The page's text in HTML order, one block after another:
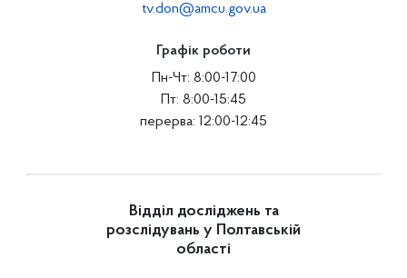
tv.don@amcu.gov.ua
Графік роботи
Пн-Чт: 8:00-17:00
Пт: 8:00-15:45
перерва: 12:00-12:45
Відділ досліджень та
розслідувань у Полтавській
області